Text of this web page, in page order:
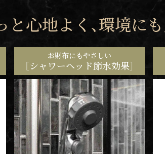
心地よく、環境に
お財布にもやさしい
［シャワーヘッド節水効果］